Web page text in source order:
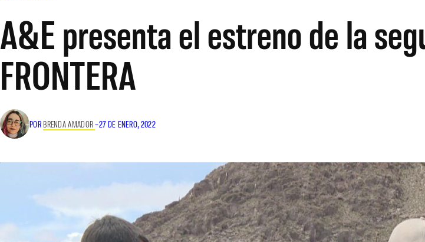
A&E presenta el estreno de la
FRONTERA
POR BRENDA AMADOR–27 DE ENERO, 2022